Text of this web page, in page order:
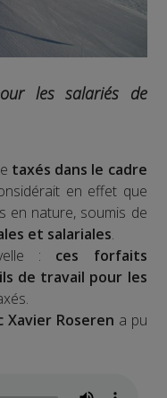
les salariés de
taxés dans le cadre
en effet que
en nature, soumis de
et salariales.
: ces forfaits
de travail pour les
Xavier Roseren a pu